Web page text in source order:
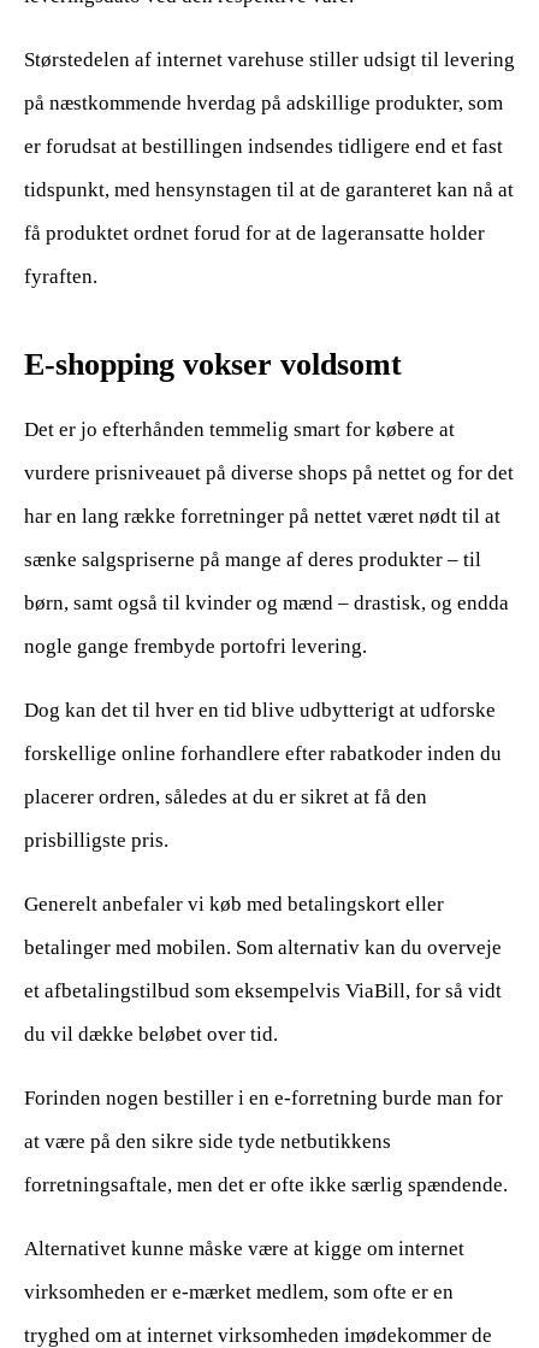
Størstedelen af internet varehuse stiller udsigt til levering
på næstkommende hverdag på adskillige produkter, som
er forudsat at bestillingen indsendes tidligere end et fast
tidspunkt, med hensynstagen til at de garanteret kan nå at
få produktet ordnet forud for at de lageransatte holder
fyraften.
E-shopping vokser voldsomt
Det er jo efterhånden temmelig smart for købere at
vurdere prisniveauet på diverse shops på nettet og for det
har en lang række forretninger på nettet været nødt til at
sænke salgspriserne på mange af deres produkter – til
børn, samt også til kvinder og mænd – drastisk, og endda
nogle gange frembyde portofri levering.
Dog kan det til hver en tid blive udbytterigt at udforske
forskellige online forhandlere efter rabatkoder inden du
placerer ordren, således at du er sikret at få den
prisbilligste pris.
Generelt anbefaler vi køb med betalingskort eller
betalinger med mobilen. Som alternativ kan du overveje
et afbetalingstilbud som eksempelvis ViaBill, for så vidt
du vil dække beløbet over tid.
Forinden nogen bestiller i en e-forretning burde man for
at være på den sikre side tyde netbutikkens
forretningsaftale, men det er ofte ikke særlig spændende.
Alternativet kunne måske være at kigge om internet
virksomheden er e-mærket medlem, som ofte er en
tryghed om at internet virksomheden imødekommer de